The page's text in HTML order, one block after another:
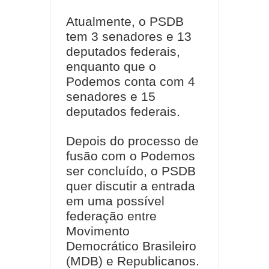
Atualmente, o PSDB
tem 3 senadores e 13
deputados federais,
enquanto que o
Podemos conta com 4
senadores e 15
deputados federais.
Depois do processo de
fusão com o Podemos
ser concluído, o PSDB
quer discutir a entrada
em uma possível
federação entre
Movimento
Democrático Brasileiro
(MDB) e Republicanos.